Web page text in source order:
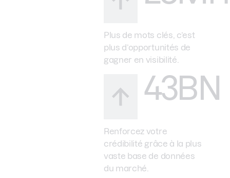
Plus de mots clés, c’est
plus d’opportunités de
gagner en visibilité.
43BN
Renforcez votre
crédibilité grâce à la plus
vaste base de données
du marché.